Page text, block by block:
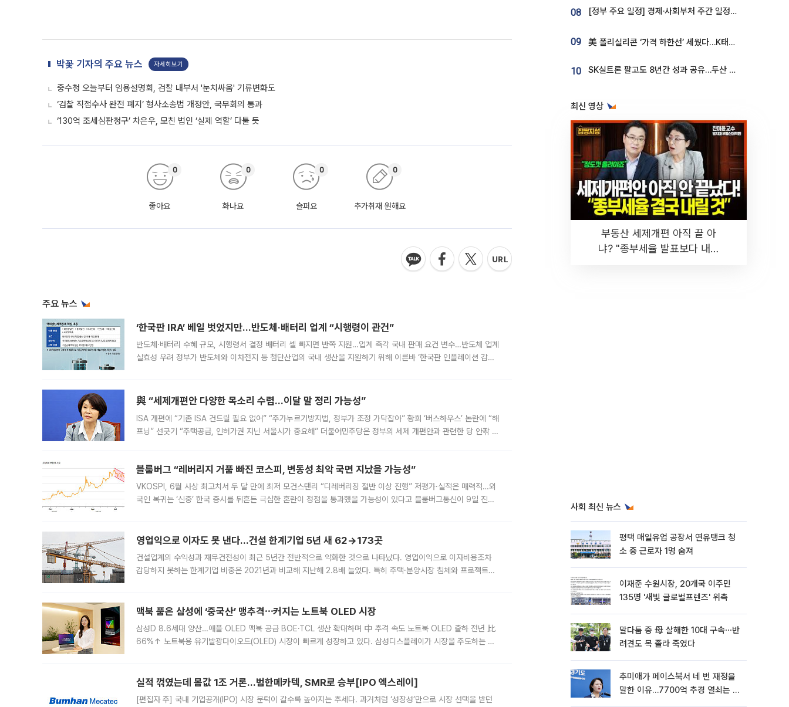
박꽃 기자의 주요 뉴스 자세히보기
중수청 오늘부터 임용설명회, 검찰 내부서 '눈치싸움' 기류변화도
‘검찰 직접수사 완전 폐지’ 형사소송법 개정안, 국무회의 통과
‘130억 조세심판청구’ 차은우, 모친 법인 ‘실제 역할’ 다툴 듯
좋아요
0
화나요
0
슬퍼요
0
추가취재 원해요
0
주요 뉴스
‘한국판 IRA’ 베일 벗었지만…반도체·배터리 업계 “시행령이 관건”
반도체·배터리 수혜 규모, 시행령서 결정 배터리 셀 빠지면 반쪽 지원…업계 촉각 국내 판매 요건 변수…반도체 업계
실효성 우려 정부가 반도체와 이차전지 등 첨단산업의 국내 생산을 지원하기 위해 이른바 ‘한국판 인플레이션 감축
與 “세제개편안 다양한 목소리 수렴…이달 말 정리 가능성”
ISA 개편에 “기존 ISA 건드릴 필요 없어” “주가누르기방지법, 정부가 조정 가닥잡아” 황희 ‘버스하우스’ 논란에 “해
프닝” 선긋기 “주택공급, 인허가권 지닌 서울시가 중요해” 더불어민주당은 정부의 세제 개편안과 관련한 당 안팎 의
블룸버그 “레버리지 거품 빠진 코스피, 변동성 최악 국면 지났을 가능성”
VKOSPI, 6월 사상 최고치서 두 달 만에 최저 모건스탠리 “디레버리징 절반 이상 진행” 저평가·실적은 매력적…외
국인 복귀는 ‘신중’ 한국 증시를 뒤흔든 극심한 혼란이 정점을 통과했을 가능성이 있다고 블룸버그통신이 9일 진단
영업익으로 이자도 못 낸다…건설 한계기업 5년 새 62→173곳
건설업계의 수익성과 재무건전성이 최근 5년간 전반적으로 악화한 것으로 나타났다. 영업이익으로 이자비용조차
감당하지 못하는 한계기업 비중은 2021년과 비교해 지난해 2.8배 늘었다. 특히 주택·분양시장 침체와 프로젝트파
맥북 품은 삼성에 ‘중국산’ 맹추격⋯커지는 노트북 OLED 시장
삼성D 8.6세대 양산…애플 OLED 맥북 공급 BOE·TCL 생산 확대하며 中 추격 속도 노트북 OLED 출하 전년 比
66%↑ 노트북용 유기발광다이오드(OLED) 시장이 빠르게 성장하고 있다. 삼성디스플레이가 시장을 주도하는 가
실적 꺾였는데 몸값 1조 거론…범한메카텍, SMR로 승부[IPO 엑스레이]
[편집자 주] 국내 기업공개(IPO) 시장 문턱이 갈수록 높아지는 추세다. 과거처럼 ‘성장성’만으로 시장 선택을 받던
08 [정부 주요 일정] 경제·사회부처 주간 일정 (8월 10일 ~ 8월 14일)
09 美 폴리실리콘 ‘가격 하한선’ 세웠다…K태양광 수혜 기대
10 SK실트론 팔고도 8년간 성과 공유…두산 인수대금 2.3조가 끝 아냐
최신 영상
부동산 세제개편 아직 끝 아
냐? "종부세율 발표보다 내릴
사회 최신 뉴스
평택 매일유업 공장서 연유탱크 청
소 중 근로자 1명 숨져
이재준 수원시장, 20개국 이주민
135명 '새빛 글로벌프렌즈' 위촉
말다툼 중 母 살해한 10대 구속⋯반
려견도 목 졸라 죽였다
추미애가 페이스북서 네 번 재정을
말한 이유…7700억 추경 열쇠는 도